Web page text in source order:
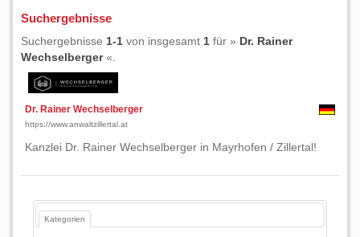
Suchergebnisse
Suchergebnisse 1-1 von insgesamt 1 für » Dr. Rainer
Wechselberger«.
Dr. Rainer Wechselberger
https://www.anwaltzillertal.at
Kanzlei Dr. Rainer Wechselberger in Mayrhofen / Zillertal!
Kategorien